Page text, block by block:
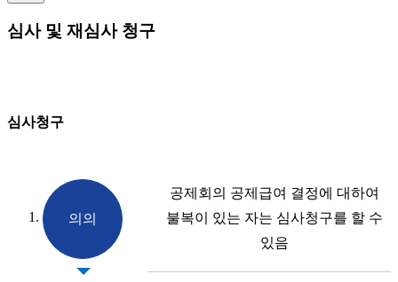
심사 및 재심사 청구
심사청구
의의
공제회의 공제급여 결정에 대하여
불복이 있는 자는 심사청구를 할 수
있음